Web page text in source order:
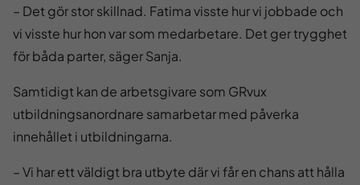
– Det gör stor skillnad. Fatima visste hur vi jobbade och
vi visste hur hon var som medarbetare. Det ger trygghet
för båda parter, säger Sanja.
Samtidigt kan de arbetsgivare som GRvux
utbildningsanordnare samarbetar med påverka
innehållet i utbildningarna.
– Vi har ett väldigt bra utbyte där vi får en chans att hålla